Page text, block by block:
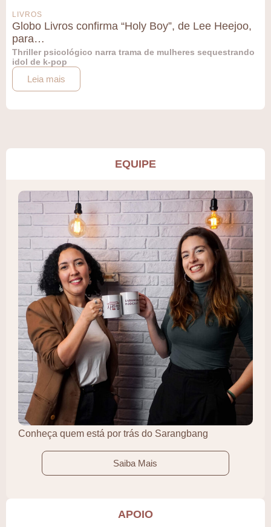
LIVROS
Globo Livros confirma “Holy Boy”, de Lee Heejoo,
para…
Thriller psicológico narra trama de mulheres sequestrando
idol de k-pop
Leia mais
EQUIPE
Conheça quem está por trás do Sarangbang
Saiba Mais
APOIO